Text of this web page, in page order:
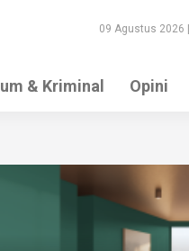
09 Agustus 2026
& Kriminal Opini